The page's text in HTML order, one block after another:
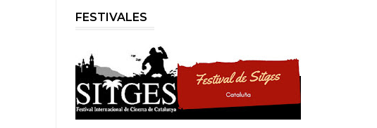
FESTIVALES